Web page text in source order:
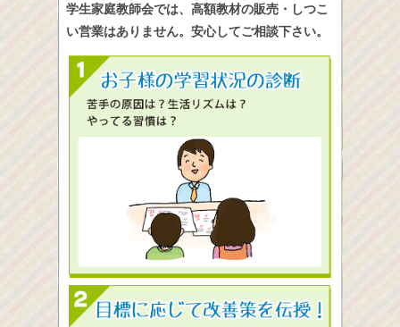
学生家庭教師会では、高額教材の販売・しつこ
い営業はありません。安心してご相談下さい。